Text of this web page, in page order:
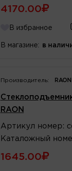
4170.00
В избранное
В магазине: в
Производитель: RAON
RAON
Артикул номер :
Каталожный
1645.00